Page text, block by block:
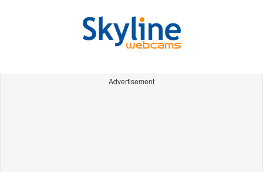
Advertisement